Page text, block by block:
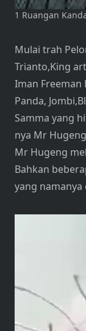
1 Ruangan
Mulai trah
Trianto,King
Iman
Panda,
Samma yang
nya Mr
Mr Hugeng
Bahkan
yang